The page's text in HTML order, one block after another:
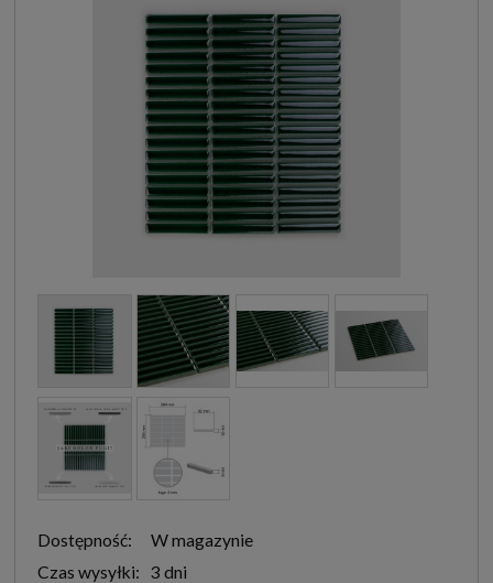
Dostępność:
W magazynie
Czas wysyłki: 3 dni